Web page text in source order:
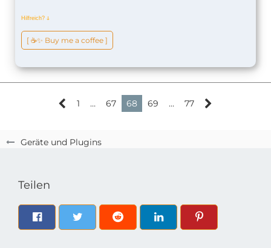
Geräte und Plugins
Hilfreich? ↆ
[ ☕️✨ Buy me a coffee ]
1 … 67 68 69 … 77
Teilen